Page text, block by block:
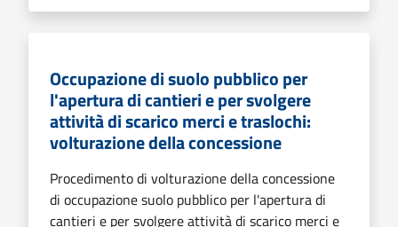
Occupazione di suolo pubblico per
l'apertura di cantieri e per svolgere
attività di scarico merci e traslochi:
volturazione della concessione
Procedimento di volturazione della concessione
di occupazione suolo pubblico per l'apertura di
cantieri e per svolgere attività di scarico merci e